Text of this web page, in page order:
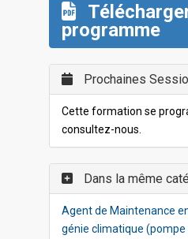
programme
Prochaines
Cette formation se
consultez-nous.
Dans la même
Agent de Maintenance
génie climatique (pompe